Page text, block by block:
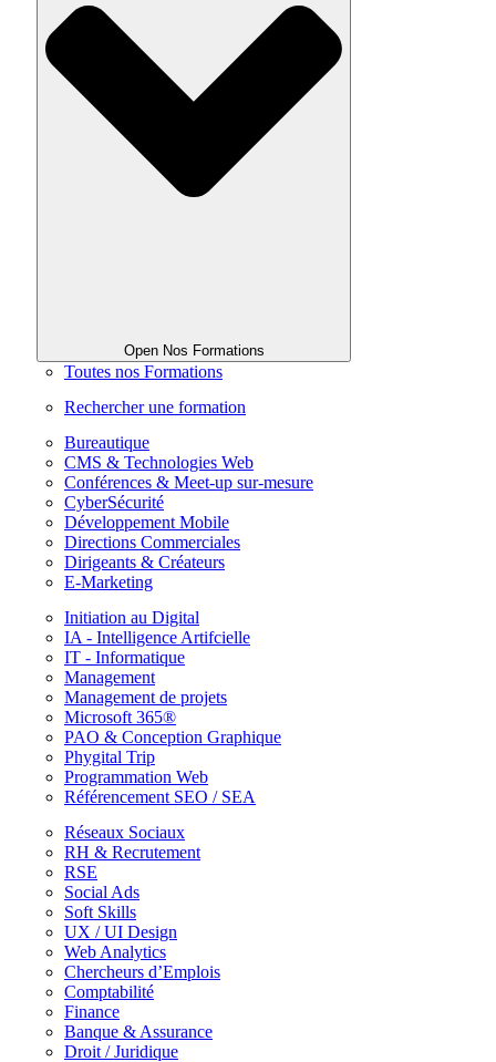
Open Nos Formations
Toutes nos Formations
Rechercher une formation
Bureautique
CMS & Technologies Web
Conférences & Meet-up sur-mesure
CyberSécurité
Développement Mobile
Directions Commerciales
Dirigeants & Créateurs
E-Marketing
Initiation au Digital
IA - Intelligence Artifcielle
IT - Informatique
Management
Management de projets
Microsoft 365®
PAO & Conception Graphique
Phygital Trip
Programmation Web
Référencement SEO / SEA
Réseaux Sociaux
RH & Recrutement
RSE
Social Ads
Soft Skills
UX / UI Design
Web Analytics
Chercheurs d’Emplois
Comptabilité
Finance
Banque & Assurance
Droit / Juridique